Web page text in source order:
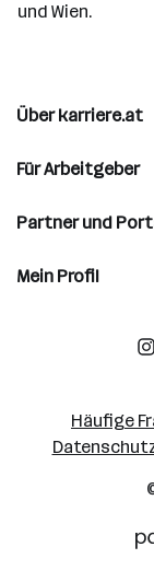
und Wien.
Über karriere.at
Für Arbeitgeber
Partner und
Mein Profil
Häufige